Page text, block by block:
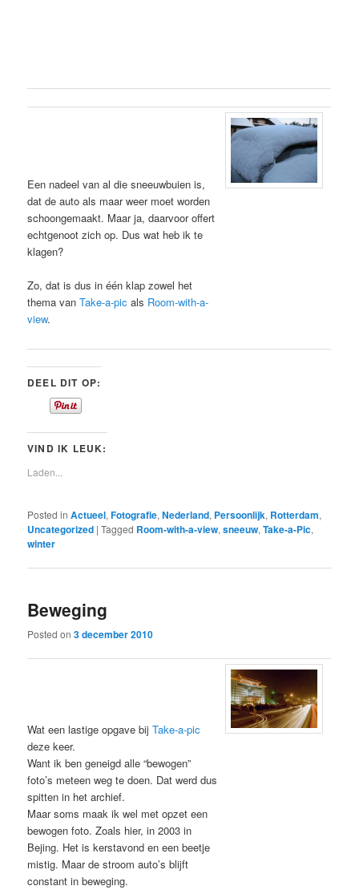
Een nadeel van al die sneeuwbuien is,
dat de auto als maar weer moet worden
schoongemaakt. Maar ja, daarvoor offert
echtgenoot zich op. Dus wat heb ik te
klagen?
Zo, dat is dus in één klap zowel het
thema van Take-a-pic als Room-with-a-
view.
DEEL DIT OP:
VIND IK LEUK:
Laden...
Posted in Actueel,Fotografie,Nederland, Persoonlijk, Rotterdam,
Uncategorized |Tagged Room-with-a-view,sneeuw,Take-a-Pic,
winter
Beweging
Posted on3 december 2010
Wat een lastige opgave bij Take-a-pic
deze keer.
Want ik ben geneigd alle “bewogen”
foto’s meteen weg te doen. Dat werd dus
spitten in het archief.
Maar soms maak ik wel met opzet een
bewogen foto. Zoals hier, in 2003 in
Bejing. Het is kerstavond en een beetje
mistig. Maar de stroom auto’s blijft
constant in beweging.